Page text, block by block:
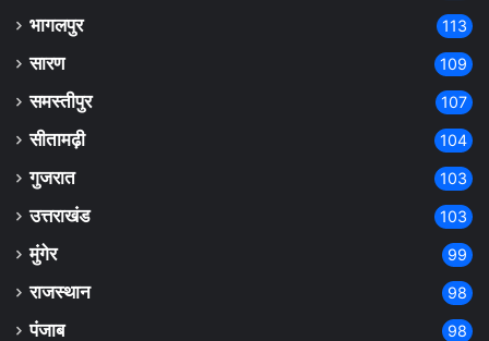
भागलपुर 113
सारण 109
समस्तीपुर 107
सीतामढ़ी 104
गुजरात 103
उत्तराखंड 103
मुंगेर 99
राजस्थान 98
पंजाब 98